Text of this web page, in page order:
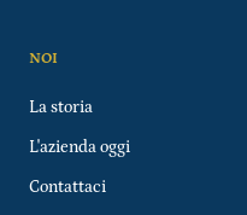
NOI
La storia
L'azienda oggi
Contattaci